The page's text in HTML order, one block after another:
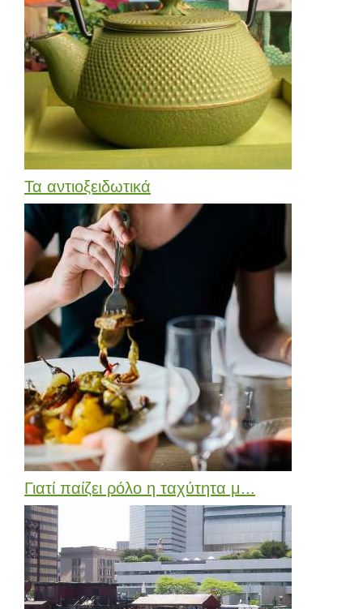
Τα αντιοξειδωτικά
Γιατί παίζει ρόλο η ταχύτητα μ...